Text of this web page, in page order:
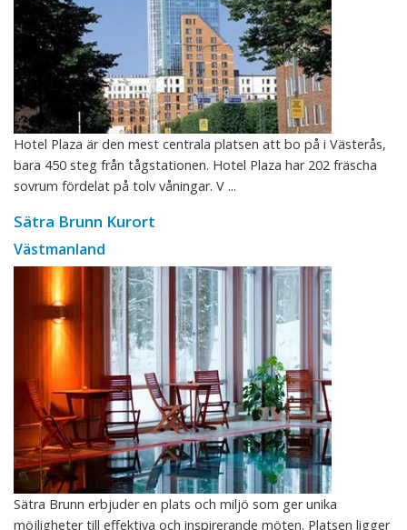
Hotel Plaza är den mest centrala platsen att bo på i Västerås,
bara 450 steg från tågstationen. Hotel Plaza har 202 fräscha
sovrum fördelat på tolv våningar. V ...
Sätra Brunn Kurort
Västmanland
Sätra Brunn erbjuder en plats och miljö som ger unika
möjligheter till effektiva och inspirerande möten. Platsen ligger